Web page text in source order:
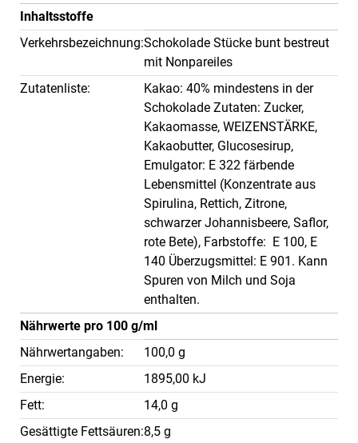
Inhaltsstoffe
Verkehrsbezeichnung:Schokolade Stücke bunt bestreut
mit Nonpareiles
Zutatenliste:
Kakao: 40% mindestens in der
Schokolade Zutaten: Zucker,
Kakaomasse, WEIZENSTÄRKE,
Kakaobutter, Glucosesirup,
Emulgator: E 322 färbende
Lebensmittel (Konzentrate aus
Spirulina, Rettich, Zitrone,
schwarzer Johannisbeere, Saflor,
rote Bete), Farbstoffe: E 100, E
140 Überzugsmittel: E 901. Kann
Spuren von Milch und Soja
enthalten.
Nährwerte pro 100 g/ml
Nährwertangaben:
100,0 g
Energie:
1895,00 kJ
Fett:
14,0 g
Gesättigte Fettsäuren:8,5 g